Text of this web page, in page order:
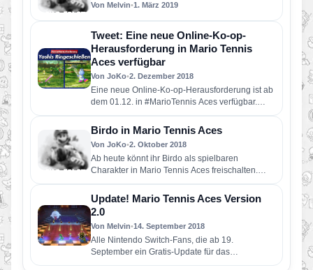
Von Melvin•1. März 2019
Tweet: Eine neue Online-Ko-op-
Herausforderung in Mario Tennis
Aces verfügbar
Von JoKo•2. Dezember 2018
Eine neue Online-Ko-op-Herausforderung ist ab
dem 01.12. in #MarioTennis Aces verfügbar.
Abhängig von eurer Leistung könnt ihr sogar…
Birdo in Mario Tennis Aces
Von JoKo•2. Oktober 2018
Ab heute könnt ihr Birdo als spielbaren
Charakter in Mario Tennis Aces freischalten.
Dafür müsst ihr einfach am…
Update! Mario Tennis Aces Version
2.0
Von Melvin•14. September 2018
Alle Nintendo Switch-Fans, die ab 19.
September ein Gratis-Update für das
actionreiche Sportspiel herunterladen, erhalten